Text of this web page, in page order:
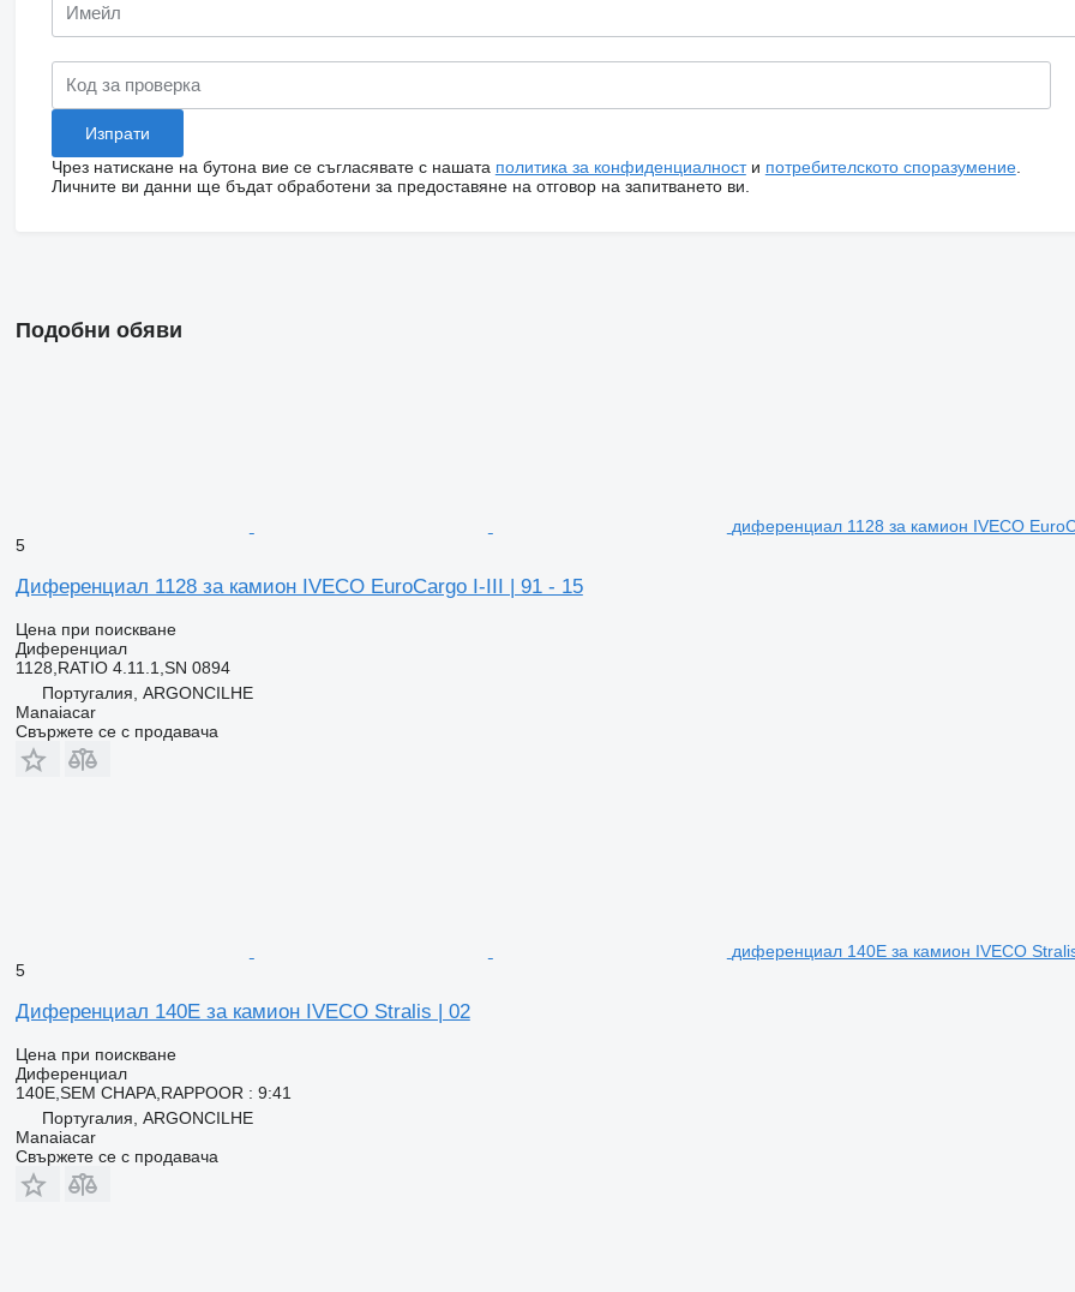
Чрез натискане на бутона вие се съгласявате с нашата политика за конфиденциалности потребителското споразумение.
Личните ви данни ще бъдат обработени за предоставяне на отговор на запитването ви.
Подобни обяви
диференциал 1128 за камион IVECO
5
Диференциал 1128 за камион IVECO EuroCargo I-III | 91 - 15
Цена при поискване
Диференциал
1128,RATIO 4.11.1,SN 0894
Португалия, ARGONCILHE
Manaiacar
Свържете се с продавача
диференциал 140E за камион IVECO
5
Диференциал 140E за камион IVECO Stralis | 02
Цена при поискване
Диференциал
140E,SEM CHAPA,RAPPOOR : 9:41
Португалия, ARGONCILHE
Manaiacar
Свържете се с продавача